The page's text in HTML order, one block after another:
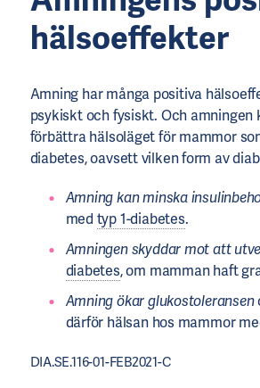
hälsoeffekter
Amning har många positiva
psykiskt och fysiskt. Och amningen
förbättra hälsoläget för mammor
diabetes, oavsett vilken form av
Amning kan minska
med typ 1-diabetes.
Amningen skyddar mot att
diabetes, om mamman haft
Amning ökar glukostoleransen
därför hälsan hos mammor
DIA.SE.116-01-FEB2021-C